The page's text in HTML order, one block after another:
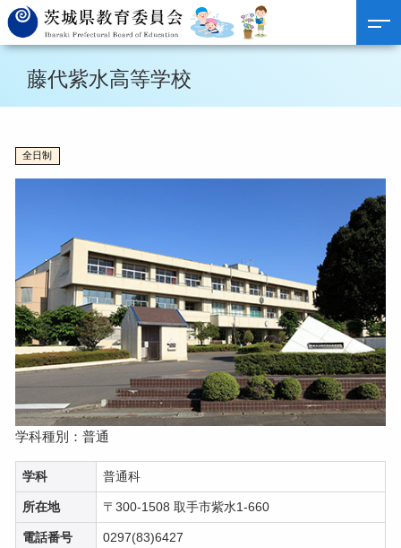
藤代紫水高等学校
全日制
学科種別：普通
学科 普通科
所在地 〒300-1508 取手市紫水1-660
電話番号 0297(83)6427